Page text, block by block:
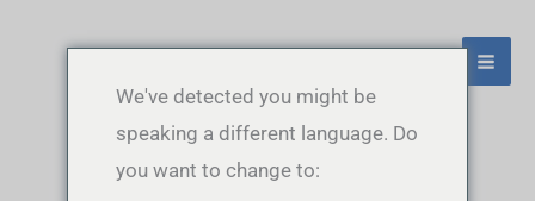
We've detected you might be
speaking a different language. Do
you want to change to: